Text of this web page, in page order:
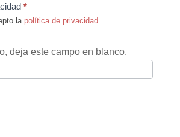
*
la política de privacidad
deja este campo en blanco.